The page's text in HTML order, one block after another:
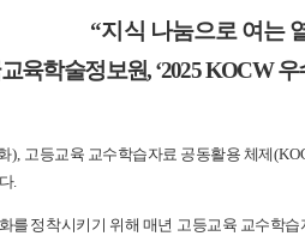
“지식 나눔으로 여는
육학술정보원, ‘2025 KOCW우
), 고등교육 교수학습자료 공동활용 체제
.
를 정착시키기 위해 매년 고등교육 교수학습